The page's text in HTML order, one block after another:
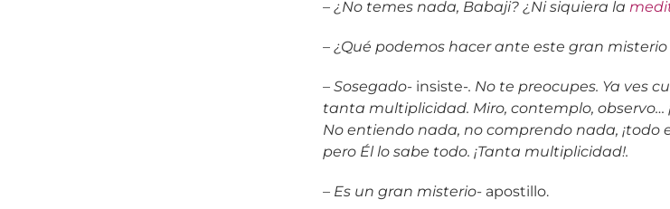
– ¿No temes nada, Babaji? ¿Ni siquiera la
– ¿Qué podemos hacer ante este gran
– Sosegado- insiste-. No te preocupes. Ya ves
tanta multiplicidad. Miro, contemplo, observo…
No entiendo nada, no comprendo nada, ¡todo
pero Él lo sabe todo. ¡Tanta multiplicidad!.
– Es un gran misterio- apostillo.